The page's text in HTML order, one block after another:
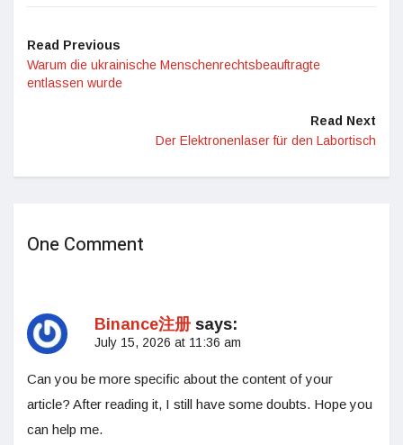
Read Previous
Warum die ukrainische Menschenrechtsbeauftragte
entlassen wurde
Read Next
Der Elektronenlaser für den Labortisch
One Comment
Binance注册 says:
July 15, 2026 at 11:36 am
Can you be more specific about the content of your
article? After reading it, I still have some doubts. Hope you
can help me.